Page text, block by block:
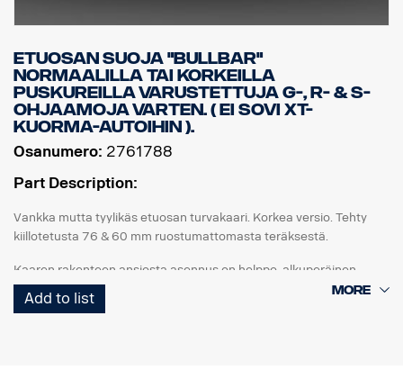
Etuosan suoja "Bullbar"
normaalilla tai korkeilla
puskureilla varustettuja G-, R- & S-
ohjaamoja varten. ( Ei sovi XT-
kuorma-autoihin ).
Osanumero: 2761788
Part Description:
Vankka mutta tyylikäs etuosan turvakaari. Korkea versio. Tehty
kiillotetusta 76 & 60 mm ruostumattomasta teräksestä.
Kaaren rakenteen ansiosta asennus on helppo, alkuperäinen
vetoaisa on helposti taitettavissa, käytettävissä ja käsillä, koska
alaosan putket voidaan irrottaa helposti ilman työkaluja.
Add to list